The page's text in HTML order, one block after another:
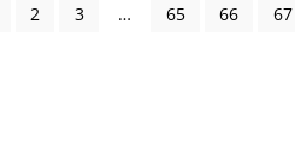
2 3 … 65 66 67